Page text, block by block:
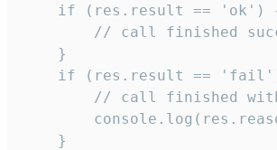
if (res.result == 'ok')
// call finished
    }
if (res.result ==
// call finished
    }